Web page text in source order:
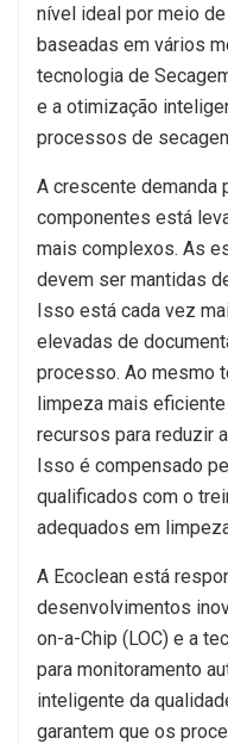
nível ideal por meio
baseadas em vários
tecnologia de
e a otimização
processos de
A crescente demanda
componentes está
mais complexos. As
devem ser mantidas
Isso está cada vez
elevadas de
processo. Ao mesmo
limpeza mais
recursos para reduzir
Isso é compensado
qualificados com o
adequados em
A Ecoclean está
desenvolvimentos
on-a-Chip (LOC) e a
para monitoramento
inteligente da
garantem que os